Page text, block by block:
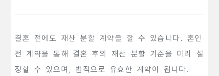
결혼 전에도 재산 분할 계약을 할 수 있습니다. 혼인
전 계약을 통해 결혼 후의 재산 분할 기준을 미리 설
정할 수 있으며, 법적으로 유효한 계약이 됩니다.